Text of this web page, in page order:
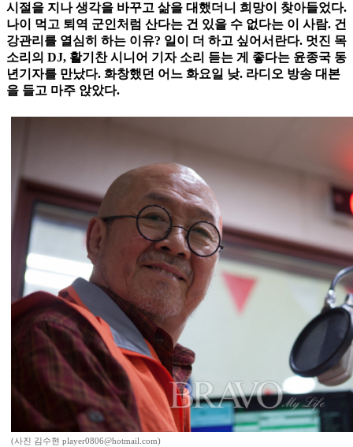
시절을 지나 생각을 바꾸고 삶을 대했더니 희망이 찾아들었다.
나이 먹고 퇴역 군인처럼 산다는 건 있을 수 없다는 이 사람. 건
강관리를 열심히 하는 이유? 일이 더 하고 싶어서란다. 멋진 목
소리의 DJ, 활기찬 시니어 기자 소리 듣는 게 좋다는 윤종국 동
년기자를 만났다. 화창했던 어느 화요일 낮. 라디오 방송 대본
을 들고 마주 앉았다.
(사진 김수현 player0806@hotmail.com)